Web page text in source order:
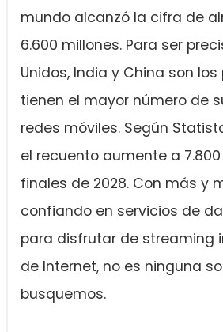
mundo alcanzó la cifra de
6.600 millones. Para ser
Unidos, India y China son
tienen el mayor número de
redes móviles. Según
el recuento aumente a
finales de 2028. Con más y
confiando en servicios de
para disfrutar de streaming
de Internet, no es ninguna
busquemos.